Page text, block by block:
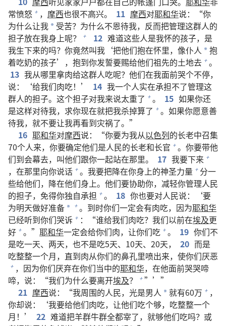
常愤怒 + ， 摩西也很不高兴。 11 摩西对耶和华说：“你
为什么让我 * 受苦？为什么不恩待我，反而把管理这群人的
担子放在我身上呢？
+ 12 难道这些人是我怀的孩子，是
我生下来的吗？你竟然叫我‘把他们抱在怀里，像仆人 *抱
着吃奶的孩子’，抱到你发誓要赐给他们祖先的土地去 + 。
13 我从哪里拿肉给这群人吃呢？他们在我面前哭个不停，
说：‘给我们肉吃！’
14 我一个人实在承担不了管理这
群人的担子。这个担子对我来说太重了 + 。 15 如果你还
是这样对待我，求你现在就把我杀掉算了 + 。如果你愿意善
待我，就不要让我再看到灾祸了。”
16 耶和华对摩西说：“你要为我从以色列的长老中召集
70个人来，你要确定他们是人民的长老和长官 + 。你要带他
们到会幕去，叫他们跟你一起站在那里。
17 我要下来 +
，在那里向你说话 + 。我要把降在你身上的神圣力量 + 分一
些给他们，降在他们身上。他们要协助你，减轻你管理人民
的担子，免得你独自承担 + 。 18 你也要对人民说：‘要
为明天做好准备 * + 。到时你们一定会有肉吃，因为耶和华
已经听到你们哭诉 + ：“谁给我们肉吃？我们以前在埃及更
好 + 。” 耶和华一定会给你们肉，让你们吃 + 。 19 你们不
是吃一天、两天，也不是吃5天、10天、20天，
20 而是
吃整整一个月，直到肉从你们的鼻孔里喷出来，使你们厌恶
+ ，因为你们厌弃在你们当中的耶和华，在他面前哭哭啼
啼，说：“我们为什么要离开埃及？ + ”’”
21 摩西说：“我周围的人民，光是男人 *就有60万 + ，
你却说：‘我要给他们肉吃，让他们吃个够，吃整整一个
月！’
22 难道把羊群牛群全都宰了，就够他们吃吗？或